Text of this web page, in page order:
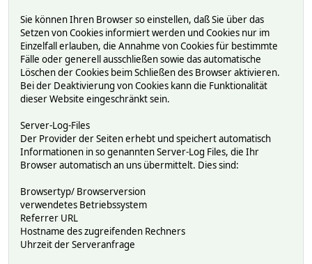
Sie können Ihren Browser so einstellen, daß Sie über das
Setzen von Cookies informiert werden und Cookies nur im
Einzelfall erlauben, die Annahme von Cookies für bestimmte
Fälle oder generell ausschließen sowie das automatische
Löschen der Cookies beim Schließen des Browser aktivieren.
Bei der Deaktivierung von Cookies kann die Funktionalität
dieser Website eingeschränkt sein.
Server-Log-Files
Der Provider der Seiten erhebt und speichert automatisch
Informationen in so genannten Server-Log Files, die Ihr
Browser automatisch an uns übermittelt. Dies sind:
Browsertyp/ Browserversion
verwendetes Betriebssystem
Referrer URL
Hostname des zugreifenden Rechners
Uhrzeit der Serveranfrage